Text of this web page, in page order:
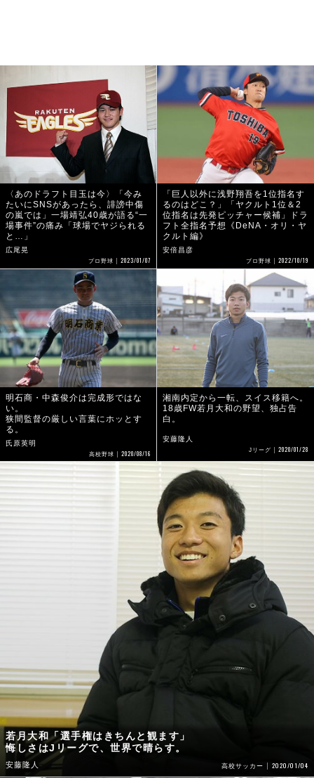
〈あのドラフト目玉は今〉「今み
たいにSNSがあったら、誹謗中傷
の嵐では」一場靖弘40歳が語る“一
場事件”の痛み「球場でヤジられる
と…」
広尾晃
プロ野球 2023/01/07
「巨人以外に浅野翔吾を1位指名す
るのはどこ？」「ヤクルト1位＆2
位指名は先発ピッチャー候補」ドラ
フト全指名予想《DeNA・オリ・ヤ
クルト編》
安倍昌彦
プロ野球 2022/10/19
明石商・中森俊介は完成形ではな
い。
狭間監督の厳しい言葉にホッとす
る。
氏原英明
高校野球 2020/08/16
湘南内定から一転、スイス移籍へ。
18歳FW若月大和の野望、独占告
白。
安藤隆人
Jリーグ 2020/01/28
若月大和「選手権はきちんと観ます」
悔しさはJリーグで、世界で晴らす。
安藤隆人 高校サッカー 2020/01/04